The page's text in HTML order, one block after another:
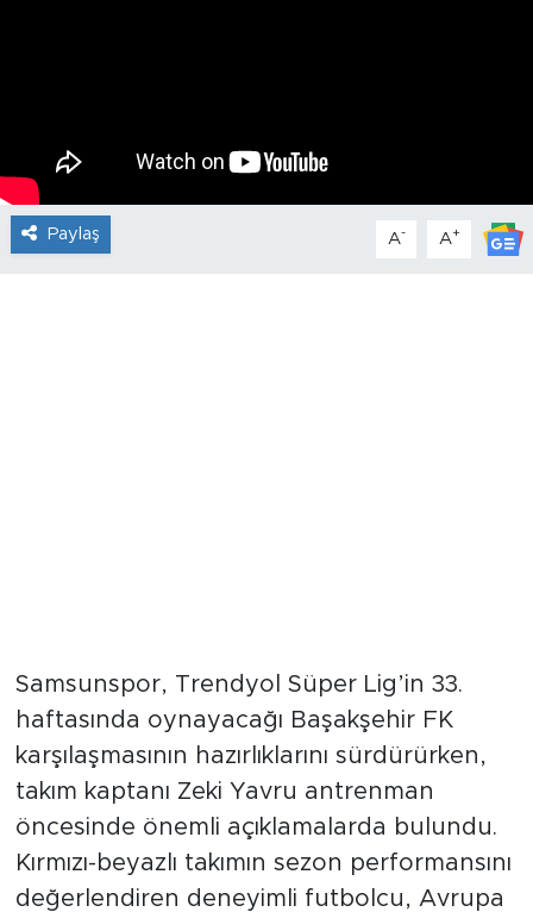
Paylaş A- A+
Samsunspor, Trendyol Süper Lig’in 33.
haftasında oynayacağı Başakşehir FK
karşılaşmasının hazırlıklarını sürdürürken,
takım kaptanı Zeki Yavru antrenman
öncesinde önemli açıklamalarda bulundu.
Kırmızı-beyazlı takımın sezon performansını
değerlendiren deneyimli futbolcu, Avrupa